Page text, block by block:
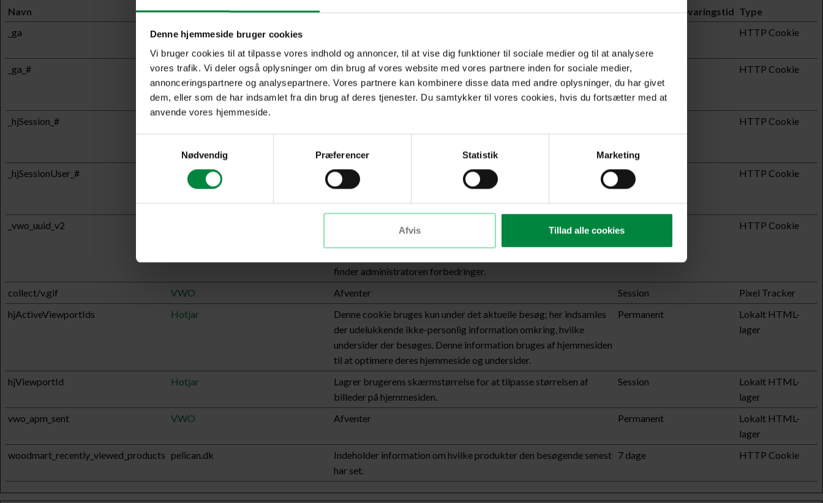
Denne hjemmeside bruger cookies
Vi bruger cookies til at tilpasse vores indhold og annoncer, til at vise dig funktioner til sociale medier og til at analysere
vores trafik. Vi deler også oplysninger om din brug af vores website med vores partnere inden for sociale medier,
annonceringspartnere og analysepartnere. Vores partnere kan kombinere disse data med andre oplysninger, du har givet
dem, eller som de har indsamlet fra din brug af deres tjenester. Du samtykker til vores cookies, hvis du fortsætter med at
anvende vores hjemmeside.
Nødvendig
Præferencer Statistik Marketing
Afvis Tillad alle cookies
Navn Udbyder Formål Maksimal opbevaringstid Type
_ga
Google
hvordan den besøgende bruger hjemmesiden.
HTTP Cookie
_ga_# Google
Anvendes af Google Analytics til at indsamle data om antallet af
gange en bruger har besøgt hjemmesiden samt datoer for første
og seneste besøg.
2 år HTTP Cookie
_hjSession_#
såsom antallet af besøg, den gennemsnitlige tid på hjemmesiden og
hvilke sider der er læst.
HTTP Cookie
_hjSessionUser_# Hotjar
Indsamler statistik om den besøgendes besøg på hjemmesiden
såsom antallet af besøg, den gennemsnitlige tid på hjemmesiden og
hvilke sider der er læst.
1 år HTTP Cookie
_vwo_uuid_v2
Denne cookie muliggør brugen af split-tests for hjemmesidens
finder administratoren forbedringer.
HTTP Cookie
collect/v.gif VWO Afventer Session
Pixel Tracker
hjActiveViewportIds
Hotjar
Denne cookie bruges kun under det aktuelle besøg; her indsamles
der udelukkende ikke-personlig information omkring, hvilke
undersider der besøges. Denne information bruges af hjemmesiden
til at optimere deres hjemmeside og undersider.
Permanent
Lokalt HTML-
lager
hjViewportId Hotjar
Lagrer brugerens skærmstørrelse for at tilpasse størrelsen af
billeder på hjemmesiden.
Session
Lokalt HTML-
lager
vwo_apm_sent
VWO Afventer Permanent
Lokalt HTML-
lager
woodmart_recently_viewed_products pelican.dk
Indeholder information om hvilke produkter den besøgende senest
har set.
7 dage HTTP Cookie